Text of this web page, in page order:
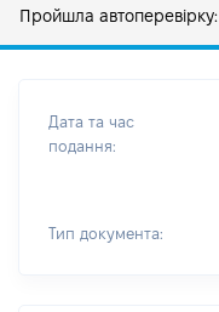
Пройшла автоперевірку:
Дата та час
подання:
Тип документа: